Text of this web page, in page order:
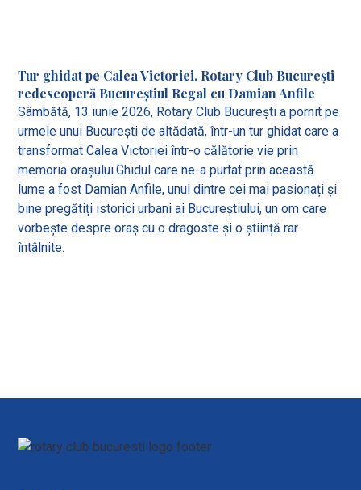
Tur ghidat pe Calea Victoriei, Rotary Club București
redescoperă Bucureștiul Regal cu Damian Anfile
Sâmbătă, 13 iunie 2026, Rotary Club București a pornit pe
urmele unui București de altădată, într-un tur ghidat care a
transformat Calea Victoriei într-o călătorie vie prin
memoria orașului.Ghidul care ne-a purtat prin această
lume a fost Damian Anfile, unul dintre cei mai pasionați și
bine pregătiți istorici urbani ai Bucureștiului, un om care
vorbește despre oraș cu o dragoste și o știință rar
întâlnite.